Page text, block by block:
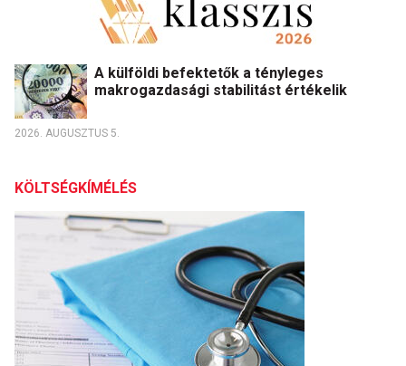
A külföldi befektetők a tényleges
makrogazdasági stabilitást értékelik
2026. AUGUSZTUS 5.
KÖLTSÉGKÍMÉLÉS